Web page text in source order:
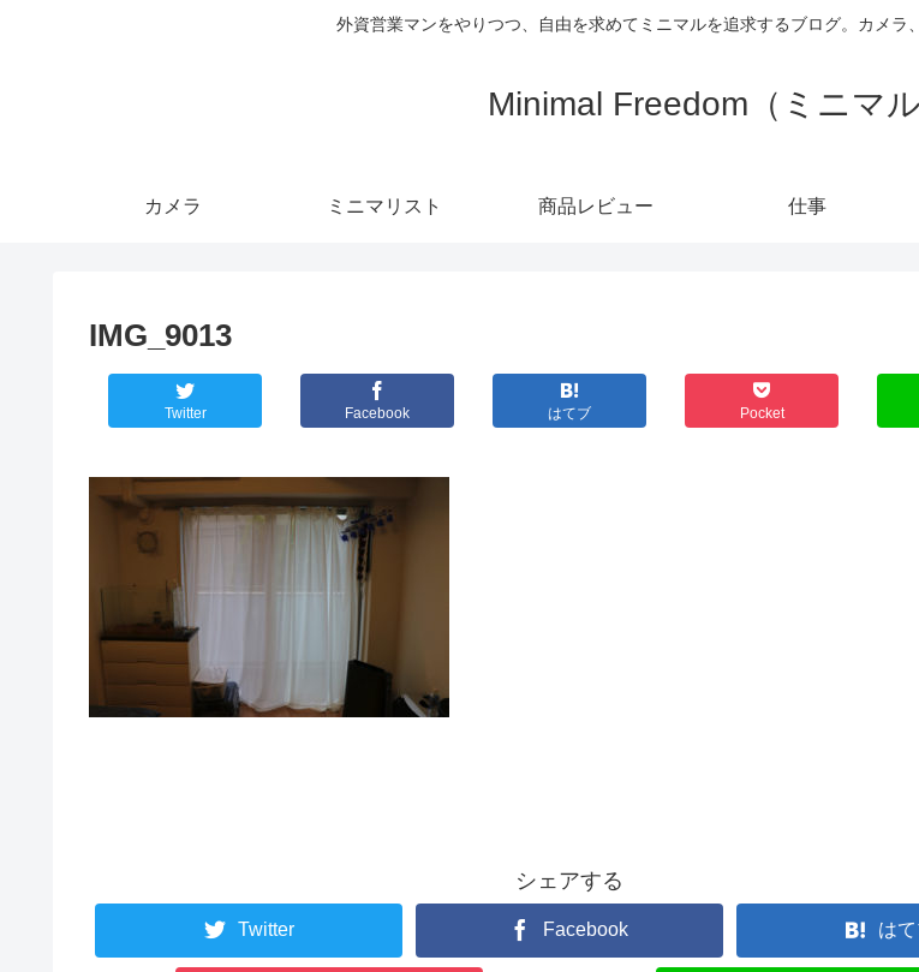
外資営業マンをやりつつ、自由を求めてミニマルを追求するブログ。カメ
Minimal Freedom（ミニマ
カメラ ミニマリスト 商品レビュー 仕事
IMG_9013
Twitter Facebook はてブ Pocket
シェアする
Twitter Facebook は